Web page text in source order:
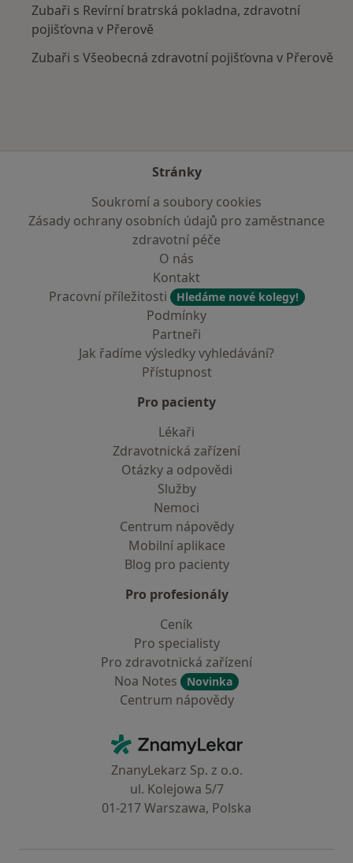
Zubaři s Revírní bratrská pokladna, zdravotní
pojišťovna v Přerově
Zubaři s Všeobecná zdravotní pojišťovna v Přerově
Stránky
Soukromí a soubory cookies
Zásady ochrany osobních údajů pro zaměstnance
zdravotní péče
O nás
Kontakt
Pracovní příležitosti
Hledáme nové kolegy!
Podmínky
Partneři
Jak řadíme výsledky vyhledávání?
Přístupnost
Pro pacienty
Lékaři
Zdravotnická zařízení
Otázky a odpovědi
Služby
Nemoci
Centrum nápovědy
Mobilní aplikace
Blog pro pacienty
Pro profesionály
Ceník
Pro specialisty
Pro zdravotnická zařízení
Noa Notes
Novinka
Centrum nápovědy
ZnamyLekar - Hlavní stránka
ZnanyLekarz Sp. z o.o.
ul. Kolejowa 5/7
01-217 Warszawa, Polska